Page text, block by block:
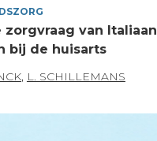
zorgvraag van
bij de huisarts
, L. SCHILLEMANS